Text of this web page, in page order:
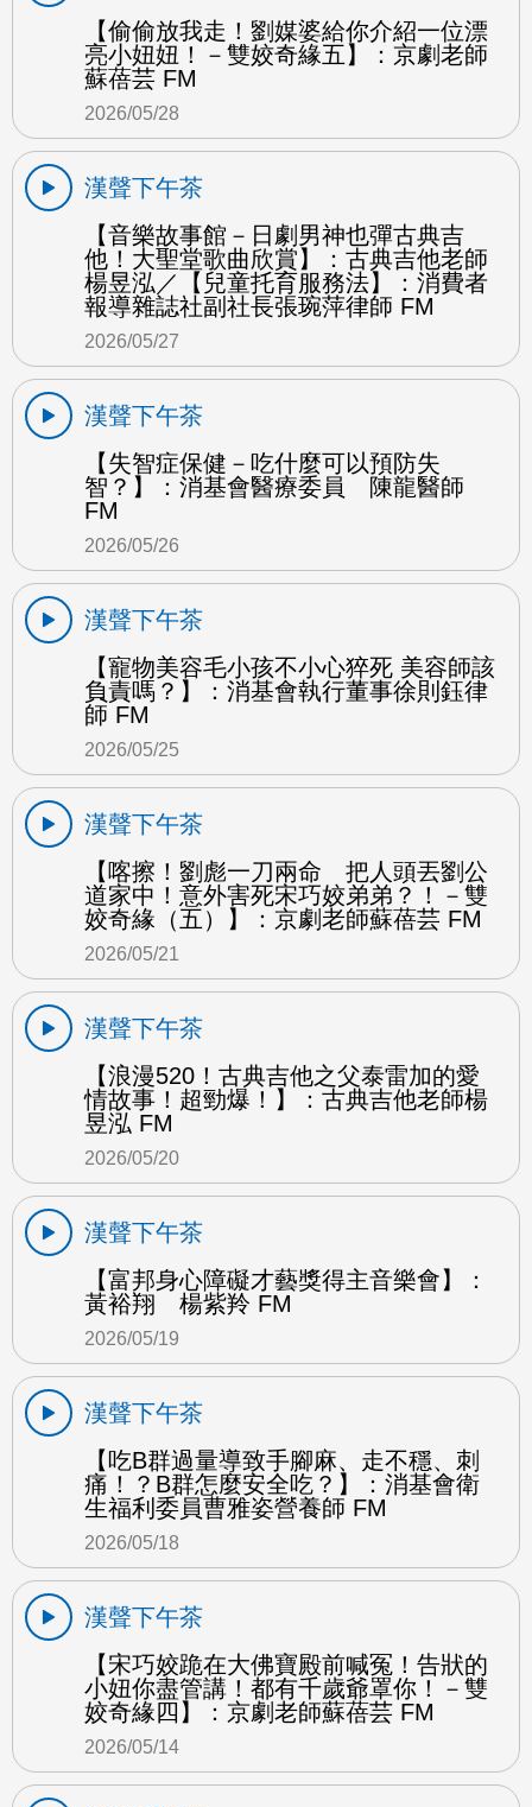
【偷偷放我走！劉媒婆給你介紹一位漂
亮小妞妞！－雙姣奇緣五】：京劇老師
蘇蓓芸 FM
2026/05/28
漢聲下午茶
【音樂故事館－日劇男神也彈古典吉
他！大聖堂歌曲欣賞】：古典吉他老師
楊昱泓／【兒童托育服務法】：消費者
報導雜誌社副社長張琬萍律師 FM
2026/05/27
漢聲下午茶
【失智症保健－吃什麼可以預防失
智？】：消基會醫療委員 陳龍醫師
FM
2026/05/26
漢聲下午茶
【寵物美容毛小孩不小心猝死 美容師該
負責嗎？】：消基會執行董事徐則鈺律
師 FM
2026/05/25
漢聲下午茶
【喀擦！劉彪一刀兩命 把人頭丟劉公
道家中！意外害死宋巧姣弟弟？！－雙
姣奇緣（五）】：京劇老師蘇蓓芸 FM
2026/05/21
漢聲下午茶
【浪漫520！古典吉他之父泰雷加的愛
情故事！超勁爆！】：古典吉他老師楊
昱泓 FM
2026/05/20
漢聲下午茶
【富邦身心障礙才藝獎得主音樂會】：
黃裕翔 楊紫羚 FM
2026/05/19
漢聲下午茶
【吃B群過量導致手腳麻、走不穩、刺
痛！？B群怎麼安全吃？】：消基會衛
生福利委員曹雅姿營養師 FM
2026/05/18
漢聲下午茶
【宋巧姣跪在大佛寶殿前喊冤！告狀的
小妞你盡管講！都有千歲爺罩你！－雙
姣奇緣四】：京劇老師蘇蓓芸 FM
2026/05/14